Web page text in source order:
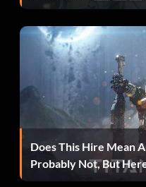
Does This Hire Mean
Probably Not, But